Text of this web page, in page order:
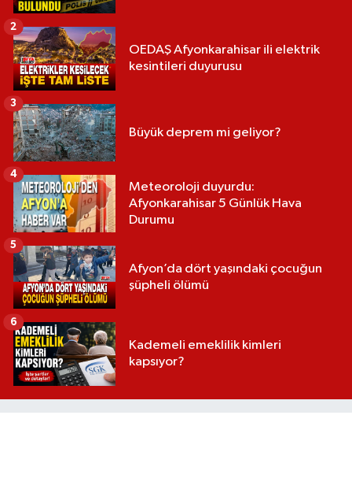
OEDAŞ Afyonkarahisar ili elektrik
kesintileri duyurusu
2
Büyük deprem mi geliyor?
3
Meteoroloji duyurdu:
Afyonkarahisar 5 Günlük Hava
Durumu
4
Afyon’da dört yaşındaki çocuğun
şüpheli ölümü
5
Kademeli emeklilik kimleri
kapsıyor?
6